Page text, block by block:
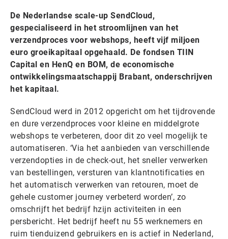
De Nederlandse scale-up SendCloud,
gespecialiseerd in het stroomlijnen van het
verzendproces voor webshops, heeft vijf miljoen
euro groeikapitaal opgehaald. De fondsen TIIN
Capital en HenQ en BOM, de economische
ontwikkelingsmaatschappij Brabant, onderschrijven
het kapitaal.
SendCloud werd in 2012 opgericht om het tijdrovende
en dure verzendproces voor kleine en middelgrote
webshops te verbeteren, door dit zo veel mogelijk te
automatiseren. ‘Via het aanbieden van verschillende
verzendopties in de check-out, het sneller verwerken
van bestellingen, versturen van klantnotificaties en
het automatisch verwerken van retouren, moet de
gehele customer journey verbeterd worden’, zo
omschrijft het bedrijf hzijn activiteiten in een
persbericht. Het bedrijf heeft nu 55 werknemers en
ruim tienduizend gebruikers en is actief in Nederland,